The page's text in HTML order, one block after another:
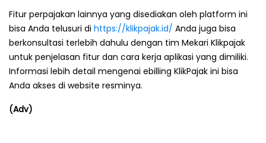
Fitur perpajakan lainnya yang disediakan oleh platform ini
bisa Anda telusuri di https://klikpajak.id/ Anda juga bisa
berkonsultasi terlebih dahulu dengan tim Mekari Klikpajak
untuk penjelasan fitur dan cara kerja aplikasi yang dimiliki.
Informasi lebih detail mengenai ebilling KlikPajak ini bisa
Anda akses di website resminya.
(Adv)